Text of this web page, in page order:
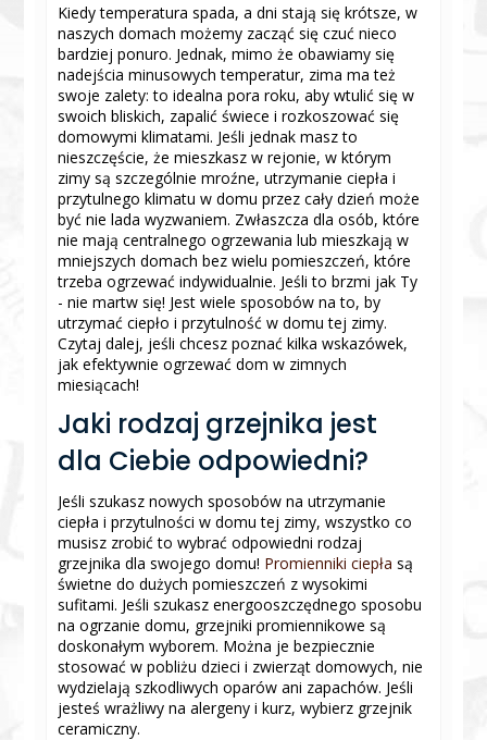
Kiedy temperatura spada, a dni stają się krótsze, w
naszych domach możemy zacząć się czuć nieco
bardziej ponuro. Jednak, mimo że obawiamy się
nadejścia minusowych temperatur, zima ma też
swoje zalety: to idealna pora roku, aby wtulić się w
swoich bliskich, zapalić świece i rozkoszować się
domowymi klimatami. Jeśli jednak masz to
nieszczęście, że mieszkasz w rejonie, w którym
zimy są szczególnie mroźne, utrzymanie ciepła i
przytulnego klimatu w domu przez cały dzień może
być nie lada wyzwaniem. Zwłaszcza dla osób, które
nie mają centralnego ogrzewania lub mieszkają w
mniejszych domach bez wielu pomieszczeń, które
trzeba ogrzewać indywidualnie. Jeśli to brzmi jak Ty
- nie martw się! Jest wiele sposobów na to, by
utrzymać ciepło i przytulność w domu tej zimy.
Czytaj dalej, jeśli chcesz poznać kilka wskazówek,
jak efektywnie ogrzewać dom w zimnych
miesiącach!
Jaki rodzaj grzejnika jest
dla Ciebie odpowiedni?
Jeśli szukasz nowych sposobów na utrzymanie
ciepła i przytulności w domu tej zimy, wszystko co
musisz zrobić to wybrać odpowiedni rodzaj
grzejnika dla swojego domu! Promienniki ciepła są
świetne do dużych pomieszczeń z wysokimi
sufitami. Jeśli szukasz energooszczędnego sposobu
na ogrzanie domu, grzejniki promiennikowe są
doskonałym wyborem. Można je bezpiecznie
stosować w pobliżu dzieci i zwierząt domowych, nie
wydzielają szkodliwych oparów ani zapachów. Jeśli
jesteś wrażliwy na alergeny i kurz, wybierz grzejnik
ceramiczny.